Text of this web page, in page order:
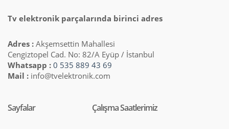
Tv elektronik parçalarında birinci adres
Adres : Akşemsettin Mahallesi
Cengiztopel Cad. No: 82/A Eyüp / İstanbul
Whatsapp : 0 535 889 43 69
Mail : info@tvelektronik.com
Sayfalar Çalışma Saatlerimiz